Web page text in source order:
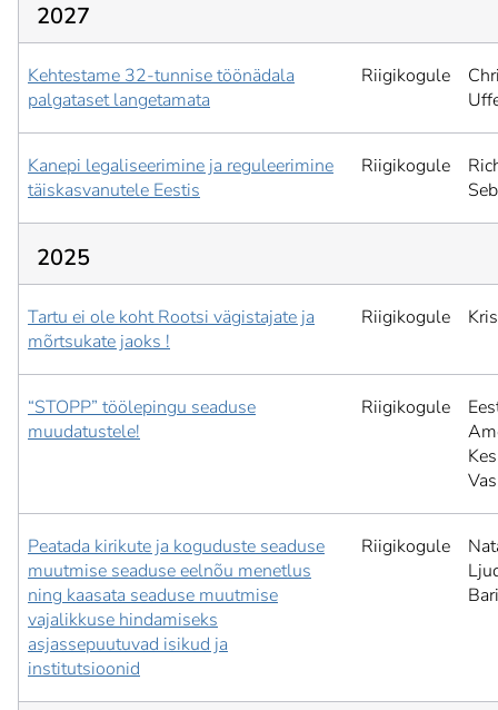
2027
Kehtestame 32-tunnise töönädala
palgataset langetamata
Riigikogule
Kanepi legaliseerimine ja reguleerimine
täiskasvanutele Eestis
Riigikogule
2025
Tartu ei ole koht Rootsi vägistajate ja
mõrtsukate jaoks !
Riigikogule
“STOPP” töölepingu seaduse
muudatustele!
Riigikogule
Peatada kirikute ja koguduste seaduse
muutmise seaduse eelnõu menetlus
ning kaasata seaduse muutmise
vajalikkuse hindamiseks
asjassepuutuvad isikud ja
institutsioonid
Riigikogule